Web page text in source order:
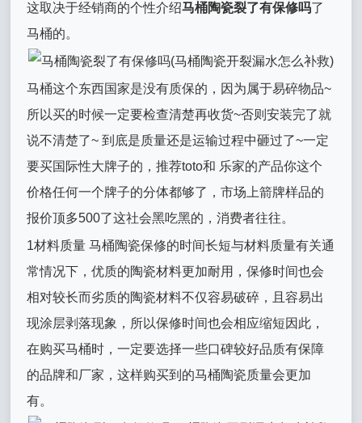
这取决于经销商的个性介绍马桶陶瓷裂了有保修吗了
马桶的。
马桶这个东西国家是没有质保的，因为属于易碎物品~
所以买的时候一定要检查清楚再收货~否则安装完了就
说不清楚了~ 到底是质量还是运输过程中砸过了~一定
要买国际性大牌子的，推荐toto和 乐家的产品你这个
价格任何一个牌子的分体都够了，市场上箭牌样品的
报价顶多500了这社会黑吃黑的，消费者往往。
1材料质量 马桶陶瓷保修的时间长短与材料质量有关通
常情况下，优质的陶瓷材料更加耐用，保修时间也会
相对较长而劣质的陶瓷材料不仅容易破碎，且容易出
现涂层剥落现象，所以保修时间也会相应缩短因此，
在购买马桶时，一定要选择一些口碑较好品质有保障
的品牌和厂家，这样购买到的马桶陶瓷质量会更加
有。